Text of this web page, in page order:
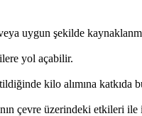
uygun şekilde
yol açabilir.
kilo alımına katkıda
çevre üzerindeki etkileri ile